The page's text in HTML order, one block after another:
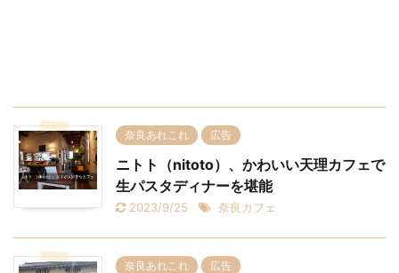
奈良あれこれ 広告
ニトト（nitoto）、かわいい天理カフェで
生パスタディナーを堪能
2023/9/25 奈良カフェ
奈良あれこれ 広告